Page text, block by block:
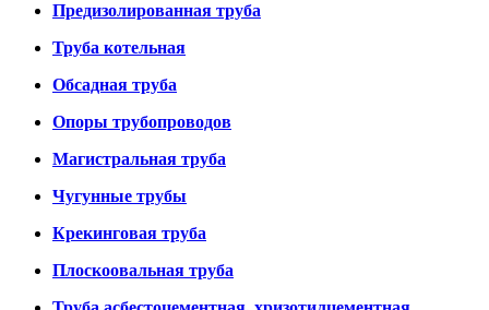
Предизолированная труба
Труба котельная
Обсадная труба
Опоры трубопроводов
Магистральная труба
Чугунные трубы
Крекинговая труба
Плоскоовальная труба